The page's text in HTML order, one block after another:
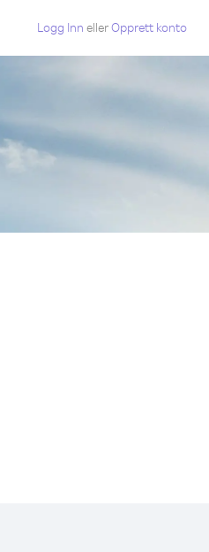
Logg Inn ellerOpprett konto